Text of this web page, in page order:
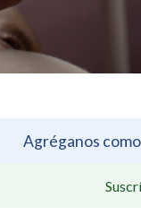
Agréganos